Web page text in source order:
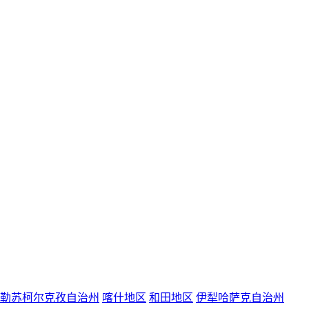
苏柯尔克孜自治州 喀什地区 和田地区 伊犁哈萨克自治州